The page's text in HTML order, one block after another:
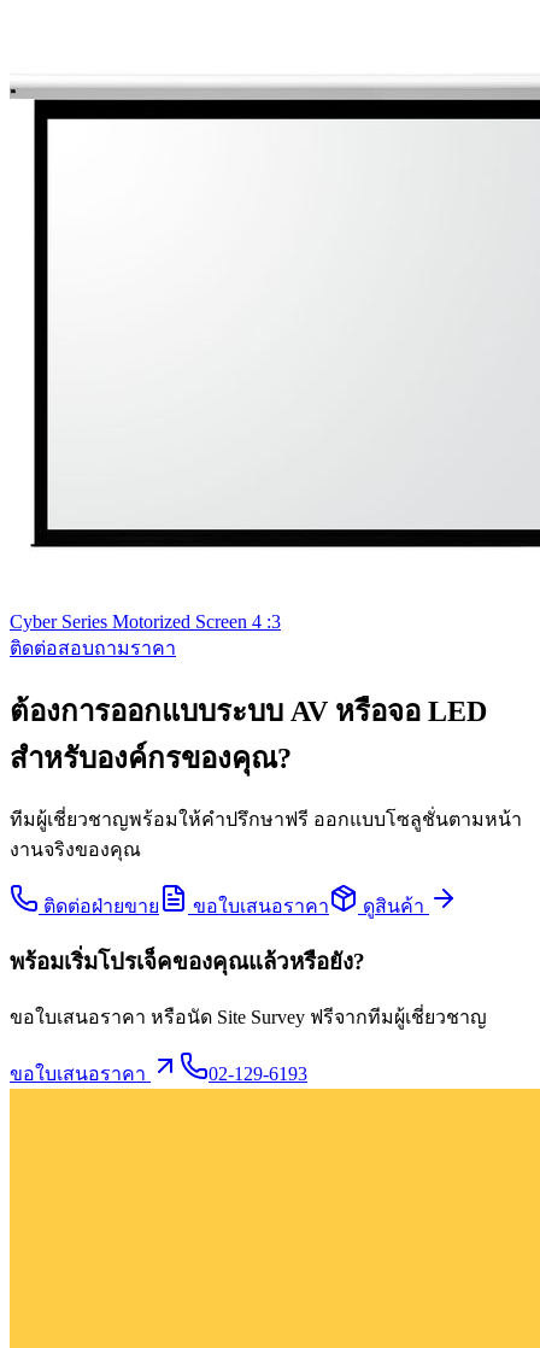
Cyber Series Motorized Screen 4 :3
ติดต่อสอบถามราคา
ต้องการออกแบบระบบ AV หรือจอ LED
สำหรับองค์กรของคุณ?
ทีมผู้เชี่ยวชาญพร้อมให้คำปรึกษาฟรี ออกแบบโซลูชั่นตามหน้า
งานจริงของคุณ
ติดต่อฝ่ายขาย ขอใบเสนอราคา ดูสินค้า
พร้อมเริ่มโปรเจ็คของคุณแล้วหรือยัง?
ขอใบเสนอราคา หรือนัด Site Survey ฟรีจากทีมผู้เชี่ยวชาญ
ขอใบเสนอราคา 02-129-6193